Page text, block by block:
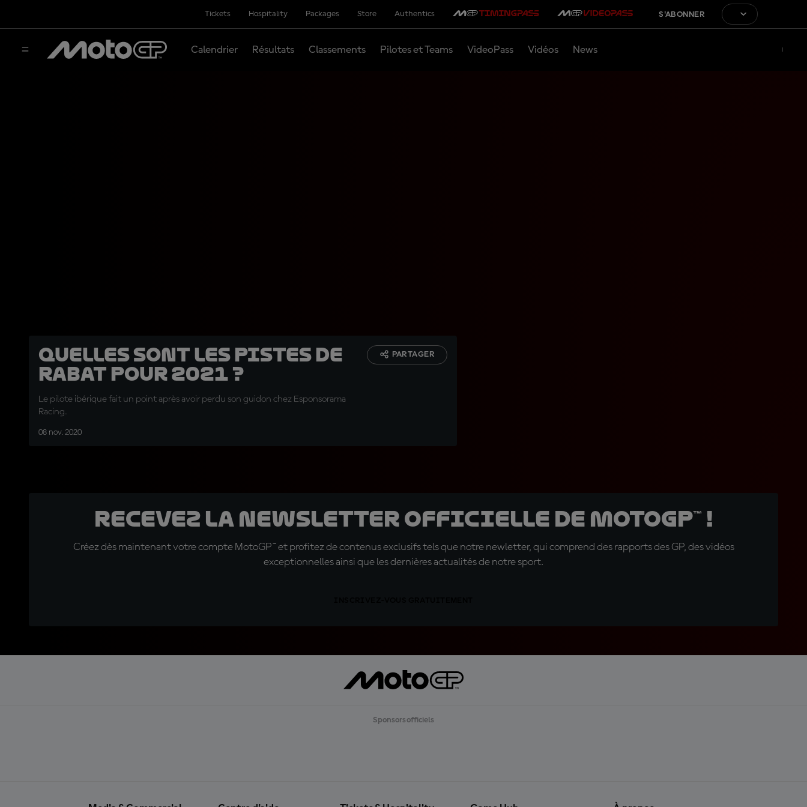
Tickets Hospitality Packages Store Authentics S'ABONNER
Calendrier Résultats Classements Pilotes et Teams VideoPass Vidéos News
Quelles sont les pistes de
Rabat pour 2021 ?
Le pilote ibérique fait un point après avoir perdu son guidon chez Esponsorama
Racing.
08 nov. 2020
PARTAGER
Recevez la Newsletter officielle de MotoGP™ !
Créez dès maintenant votre compte MotoGP™ et profitez de contenus exclusifs tels que notre newletter, qui comprend des rapports des GP, des vidéos
exceptionnelles ainsi que les dernières actualités de notre sport.
Sponsors officiels